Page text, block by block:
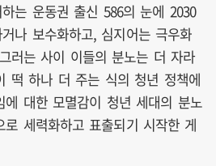
는 운동권 출신 586의 눈에 2030
나 보수화하고, 심지어는 극우화
러는 사이 이들의 분노는 더 자라
떡 하나 더 주는 식의 청년 정책에
에 대한 모멸감이 청년 세대의 분노
세력화하고 표출되기 시작한 게